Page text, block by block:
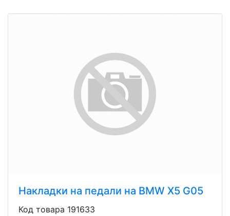
Накладки на педали на BMW X5 G05
Код товара 191633